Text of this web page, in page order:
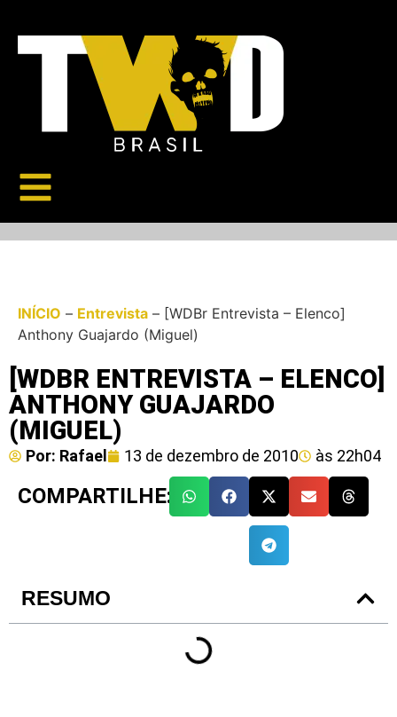
INÍCIO – Entrevista – [WDBr Entrevista – Elenco]
Anthony Guajardo (Miguel)
[WDBR ENTREVISTA – ELENCO]
ANTHONY GUAJARDO
(MIGUEL)
Por: Rafael 13 de dezembro de 2010 às 22h04
COMPARTILHE:
RESUMO